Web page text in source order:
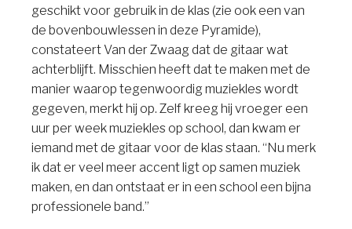
geschikt voor gebruik in de klas (zie ook een van
de bovenbouwlessen in deze Pyramide),
constateert Van der Zwaag dat de gitaar wat
achterblijft. Misschien heeft dat te maken met de
manier waarop tegenwoordig muziekles wordt
gegeven, merkt hij op. Zelf kreeg hij vroeger een
uur per week muziekles op school, dan kwam er
iemand met de gitaar voor de klas staan. “Nu merk
ik dat er veel meer accent ligt op samen muziek
maken, en dan ontstaat er in een school een bijna
professionele band.”